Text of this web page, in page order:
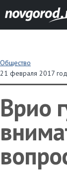
Общество
21 февраля 2017
Врио